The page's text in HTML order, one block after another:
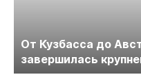
От Кузбасса до
завершилась
технологий «Недра